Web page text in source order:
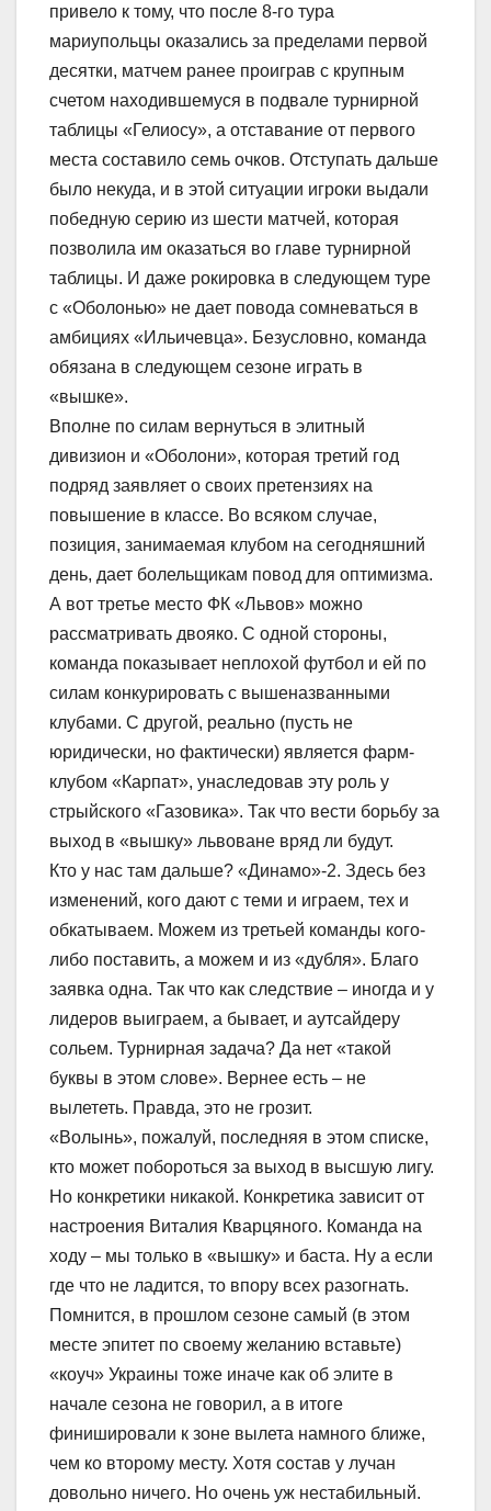
привело к тому, что после 8-го тура
мариупольцы оказались за пределами первой
десятки, матчем ранее проиграв с крупным
счетом находившемуся в подвале турнирной
таблицы «Гелиосу», а отставание от первого
места составило семь очков. Отступать дальше
было некуда, и в этой ситуации игроки выдали
победную серию из шести матчей, которая
позволила им оказаться во главе турнирной
таблицы. И даже рокировка в следующем туре
с «Оболонью» не дает повода сомневаться в
амбициях «Ильичевца». Безусловно, команда
обязана в следующем сезоне играть в
«вышке».
Вполне по силам вернуться в элитный
дивизион и «Оболони», которая третий год
подряд заявляет о своих претензиях на
повышение в классе. Во всяком случае,
позиция, занимаемая клубом на сегодняшний
день, дает болельщикам повод для оптимизма.
А вот третье место ФК «Львов» можно
рассматривать двояко. С одной стороны,
команда показывает неплохой футбол и ей по
силам конкурировать с вышеназванными
клубами. С другой, реально (пусть не
юридически, но фактически) является фарм-
клубом «Карпат», унаследовав эту роль у
стрыйского «Газовика». Так что вести борьбу за
выход в «вышку» львоване вряд ли будут.
Кто у нас там дальше? «Динамо»-2. Здесь без
изменений, кого дают с теми и играем, тех и
обкатываем. Можем из третьей команды кого-
либо поставить, а можем и из «дубля». Благо
заявка одна. Так что как следствие – иногда и у
лидеров выиграем, а бывает, и аутсайдеру
сольем. Турнирная задача? Да нет «такой
буквы в этом слове». Вернее есть – не
вылететь. Правда, это не грозит.
«Волынь», пожалуй, последняя в этом списке,
кто может побороться за выход в высшую лигу.
Но конкретики никакой. Конкретика зависит от
настроения Виталия Кварцяного. Команда на
ходу – мы только в «вышку» и баста. Ну а если
где что не ладится, то впору всех разогнать.
Помнится, в прошлом сезоне самый (в этом
месте эпитет по своему желанию вставьте)
«коуч» Украины тоже иначе как об элите в
начале сезона не говорил, а в итоге
финишировали к зоне вылета намного ближе,
чем ко второму месту. Хотя состав у лучан
довольно ничего. Но очень уж нестабильный.